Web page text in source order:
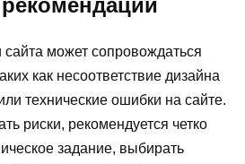
может сопровождаться
как несоответствие дизайна
технические ошибки на сайте.
риски, рекомендуется четко
задание, выбирать